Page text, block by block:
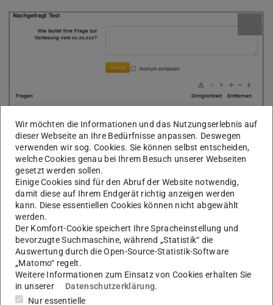
Beispielfragen
Funktionen der kleinen Buttons
Buttons
Wir möchten die Informationen und das Nutzungserlebnis auf
dieser Webseite an Ihre Bedürfnisse anpassen. Deswegen
verwenden wir sog. Cookies. Sie können selbst entscheiden,
welche Cookies genau bei Ihrem Besuch unserer Webseiten
gesetzt werden sollen.
Einige Cookies sind für den Abruf der Website notwendig,
damit diese auf Ihrem Endgerät richtig anzeigen werden
kann. Diese essentiellen Cookies können nicht abgewählt
werden.
Der Komfort-Cookie speichert Ihre Spracheinstellung und
bevorzugte Suchmaschine, während „Statistik“ die
Auswertung durch die Open-Source-Statistik-Software
„Matomo“ regelt.
Weitere Informationen zum Einsatz von Cookies erhalten Sie
in unserer
Datenschutzerklärung.
Nur essentielle